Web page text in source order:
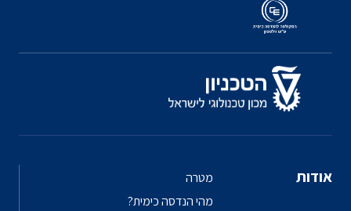
אודות
מטרה
מהי הנדסה כימית?